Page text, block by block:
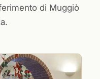
di Muggiò